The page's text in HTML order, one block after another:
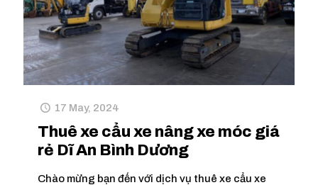
17 May, 2024
Thuê xe cẩu xe nâng xe móc giá
rẻ Dĩ An Bình Dương
Chào mừng bạn đến với dịch vụ thuê xe cẩu xe